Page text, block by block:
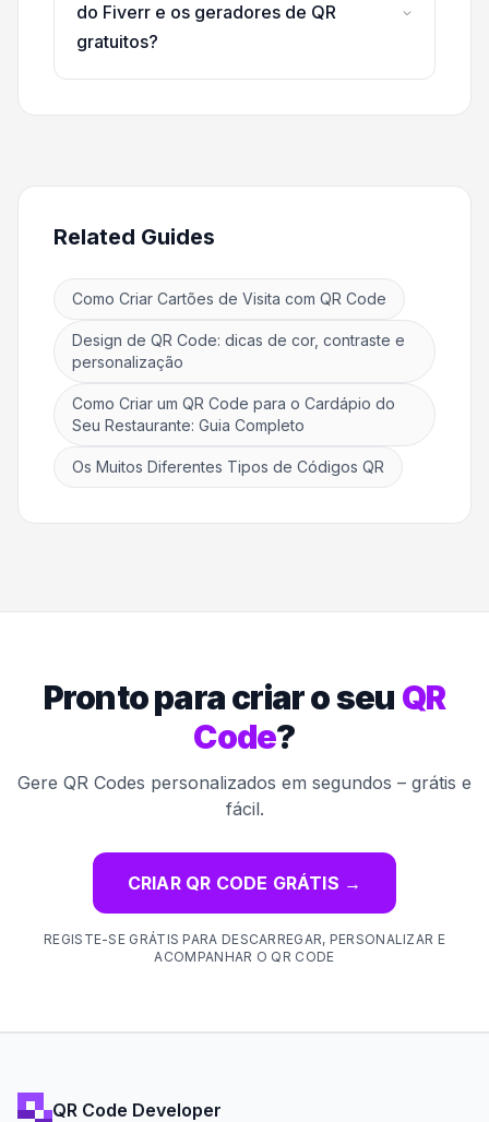
do Fiverr e os geradores de QR
gratuitos?
Related Guides
Como Criar Cartões de Visita com QR Code
Design de QR Code: dicas de cor, contraste e
personalização
Como Criar um QR Code para o Cardápio do
Seu Restaurante: Guia Completo
Os Muitos Diferentes Tipos de Códigos QR
Pronto para criar o seu QR
Code?
Gere QR Codes personalizados em segundos – grátis e
fácil.
CRIAR QR CODE GRÁTIS →
REGISTE-SE GRÁTIS PARA DESCARREGAR, PERSONALIZAR E
ACOMPANHAR O QR CODE
QR Code Developer